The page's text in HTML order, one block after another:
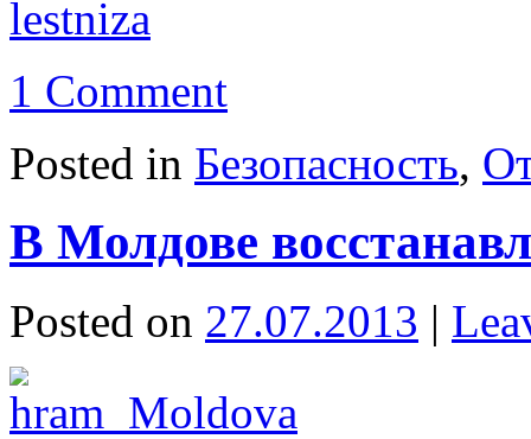
1 Comment
Posted in Безопасность,
В Молдове
Posted on 27.07.2013 |